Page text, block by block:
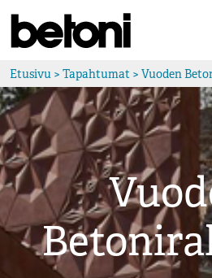
Etusivu > Tapahtumat > Vuoden